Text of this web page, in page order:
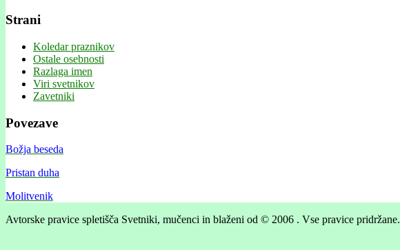
Strani
Koledar praznikov
Ostale osebnosti
Razlaga imen
Viri svetnikov
Zavetniki
Povezave
Božja beseda
Pristan duha
Molitvenik
Avtorske pravice spletišča Svetniki, mučenci in blaženi od © 2006 . Vse pravice pridržane.